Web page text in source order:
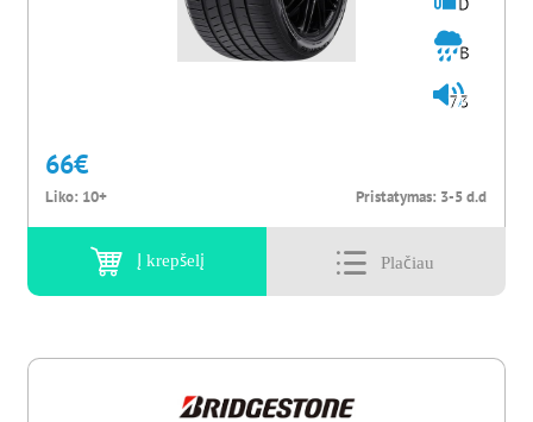
B
73
66€
Liko: 10+ Pristatymas: 3-5 d.d
Į krepšelį